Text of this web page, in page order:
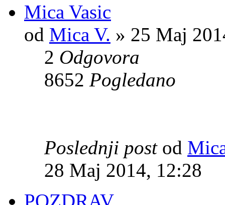
Mica Vasic
od Mica V. » 25 Maj
2 Odgovora
8652 Pogledano
Poslednji post od
28 Maj 2014, 12:28
POZDRAV